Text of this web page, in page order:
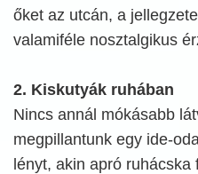
őket az utcán, a
valamiféle nosztalgikus
2. Kiskutyák ruhában
Nincs annál mókásabb
megpillantunk egy ide-
lényt, akin apró